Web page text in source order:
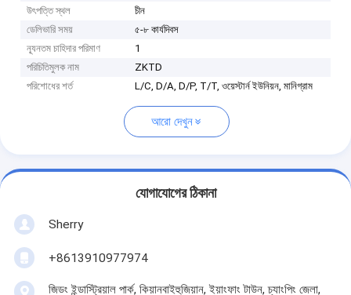
উৎপত্তি স্থল
চীন
ডেলিভারি সময়
৫-৮ কার্যদিবস
ন্যূনতম চাহিদার পরিমাণ
1
পরিচিতিমুলক নাম
ZKTD
পরিশোধের শর্ত
L/C, D/A, D/P, T/T, ওয়েস্টার্ন ইউনিয়ন, মানিগ্রাম
আরো দেখুন
যোগাযোগের ঠিকানা
Sherry
+8613910977974
জিডং ইন্ডাস্ট্রিয়াল পার্ক, কিয়ানবাইহুজিয়ান, ইয়াংফাং টাউন, চ্যাংপিং জেলা,